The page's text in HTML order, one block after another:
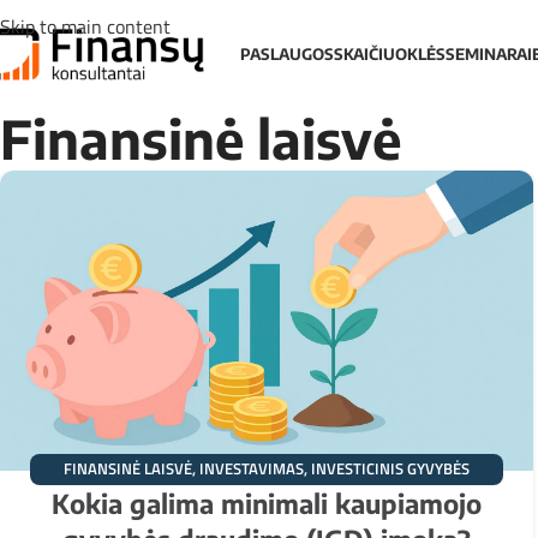
Skip to main content
PASLAUGOSSKAIČIUOKLĖSSEMINARAI
Finansinė laisvė
FINANSINĖ LAISVĖ, INVESTAVIMAS, INVESTICINIS GYVYBĖS
DRAUDIMAS
Kokia galima minimali kaupiamojo